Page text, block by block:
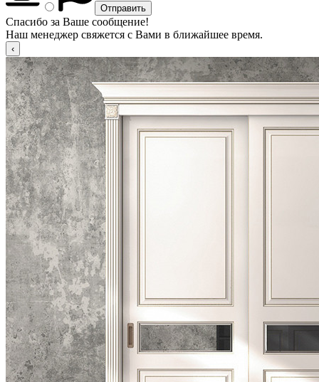
Спасибо за Ваше сообщение!
Наш менеджер свяжется с Вами в ближайшее время.